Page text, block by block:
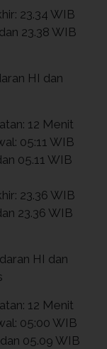
23.34 WIB
23.38 WIB
HI dan
12 Menit
05:11 WIB
05.11 WIB
23.36 WIB
23.36 WIB
HI dan
12 Menit
05:00 WIB
05.09 WIB